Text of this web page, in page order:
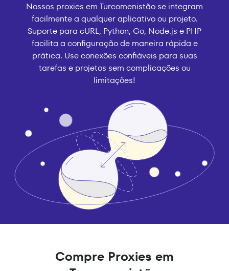
Nossos proxies em Turcomenistão se integram
facilmente a qualquer aplicativo ou projeto.
Suporte para cURL, Python, Go, Node.js e PHP
facilita a configuração de maneira rápida e
prática. Use conexões confiáveis para suas
tarefas e projetos sem complicações ou
limitações!
Compre Proxies em